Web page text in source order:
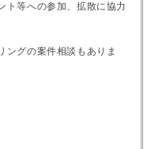
ト等への参加、拡散に協力
ングの案件相談もありま